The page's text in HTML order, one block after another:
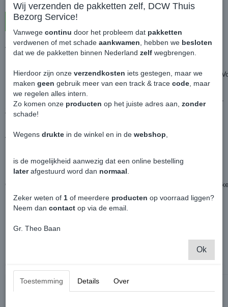
In winkelwagen
Volkswagen R Embleem Zwart / Chrome - Volkswagen Caddy
Het nieuwe R logo van rond 2020 wat veelal gebruikt word voor de
Betreft een logo wat geplakt word.
Heeft een chrome buitenzijde en een hoogglans zwarte binnenzijde.
Ziet er leuk uit wanneer je je Caddy in R style wilt stylen.
Afmetingen:
Hoogte: 3 Centimeter
Ondergrond goed schoonmaken en ontvetten en eenvoudig
Betreft een Origineel Volkswagen product.
Wij verzenden de pakketten zelf, DCW Thuis
Bezorg Service!
Vanwege continu door het probleem dat pakketten
verdwenen of met schade aankwamen , hebben we besloten
dat we de pakketten binnen Nederland zelf wegbrengen.
Hierdoor zijn onze verzendkosten iets gestegen, maar we
maken geen gebruik meer van een track & trace code , maar
we regelen alles intern.
Zo komen onze producten op het juiste adres aan, zonder
schade!
Wegens drukte in de winkel en in de webshop
is de mogelijkheid aanwezig dat een online bestelling
laterafgestuurd word dan normaal
Zeker weten of 1 of meerdere producten op voorraad liggen?
Neem dan contact op via de email.
Gr. Theo Baan
Ok
Toestemming Details Over